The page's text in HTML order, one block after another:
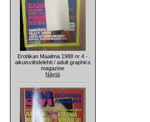
Erotiikan Maailma 1988 nr 4 -
aikuisviihdelehti / adult graphics
magazine
Näytä